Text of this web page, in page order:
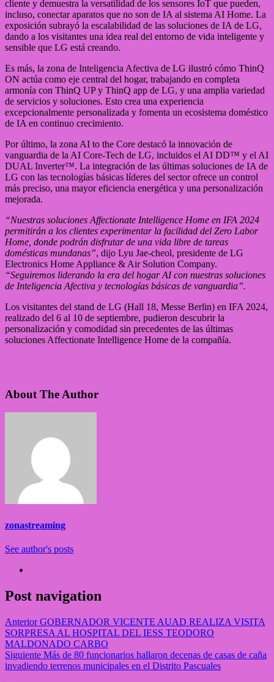
cliente y demuestra la versatilidad de los sensores IoT que pueden,
incluso, conectar aparatos que no son de IA al sistema AI Home. La
exposición subrayó la escalabilidad de las soluciones de IA de LG,
dando a los visitantes una idea real del entorno de vida inteligente y
sensible que LG está creando.
Es más, la zona de Inteligencia Afectiva de LG ilustró cómo ThinQ
ON actúa como eje central del hogar, trabajando en completa
armonía con ThinQ UP y ThinQ app de LG, y una amplia variedad
de servicios y soluciones. Esto crea una experiencia
excepcionalmente personalizada y fomenta un ecosistema doméstico
de IA en continuo crecimiento.
Por último, la zona AI to the Core destacó la innovación de
vanguardia de la AI Core-Tech de LG, incluidos el AI DD™ y el AI
DUAL Inverter™. La integración de las últimas soluciones de IA de
LG con las tecnologías básicas líderes del sector ofrece un control
más preciso, una mayor eficiencia energética y una personalización
mejorada.
“Nuestras soluciones Affectionate Intelligence Home en IFA 2024
permitirán a los clientes experimentar la facilidad del Zero Labor
Home, donde podrán disfrutar de una vida libre de tareas
domésticas mundanas”, dijo Lyu Jae-cheol, presidente de LG
Electronics Home Appliance & Air Solution Company.
“Seguiremos liderando la era del hogar AI con nuestras soluciones
de Inteligencia Afectiva y tecnologías básicas de vanguardia”.
Los visitantes del stand de LG (Hall 18, Messe Berlin) en IFA 2024,
realizado del 6 al 10 de septiembre, pudieron descubrir la
personalización y comodidad sin precedentes de las últimas
soluciones Affectionate Intelligence Home de la compañía.
About The Author
zonastreaming
See author's posts
Post navigation
AnteriorGOBERNADOR VICENTE AUAD REALIZA VISITA
SORPRESA AL HOSPITAL DEL IESS TEODORO
MALDONADO CARBO
Siguiente Más de 80 funcionarios hallaron decenas de casas de caña
invadiendo terrenos municipales en el Distrito Pascuales